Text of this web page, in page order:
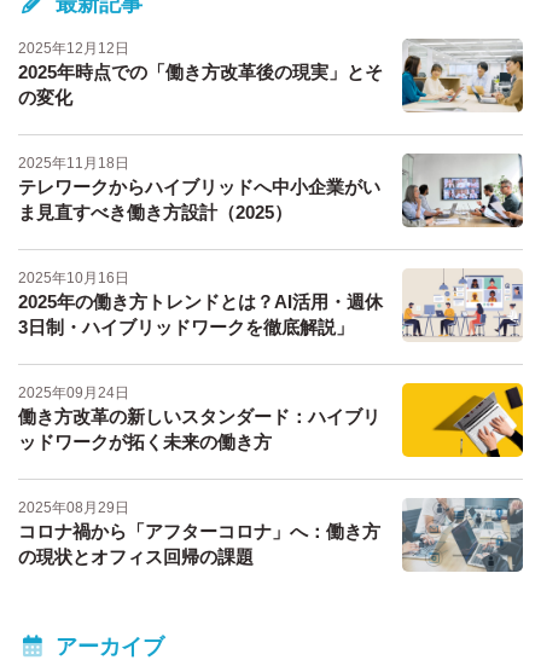
2025年12月12日
2025年時点での「働き方改革後の現実」とそ
の変化
2025年11月18日
テレワークからハイブリッドへ中小企業がい
ま見直すべき働き方設計（2025）
2025年10月16日
2025年の働き方トレンドとは？AI活用・週休
3日制・ハイブリッドワークを徹底解説」
2025年09月24日
働き方改革の新しいスタンダード：ハイブリ
ッドワークが拓く未来の働き方
2025年08月29日
コロナ禍から「アフターコロナ」へ：働き方
の現状とオフィス回帰の課題
アーカイブ